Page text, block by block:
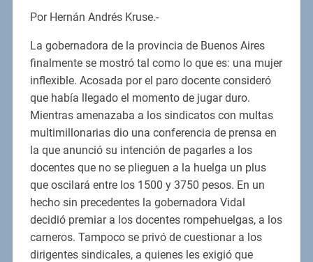
Por Hernán Andrés Kruse.-
La gobernadora de la provincia de Buenos Aires
finalmente se mostró tal como lo que es: una mujer
inflexible. Acosada por el paro docente consideró
que había llegado el momento de jugar duro.
Mientras amenazaba a los sindicatos con multas
multimillonarias dio una conferencia de prensa en
la que anunció su intención de pagarles a los
docentes que no se plieguen a la huelga un plus
que oscilará entre los 1500 y 3750 pesos. En un
hecho sin precedentes la gobernadora Vidal
decidió premiar a los docentes rompehuelgas, a los
carneros. Tampoco se privó de cuestionar a los
dirigentes sindicales, a quienes les exigió que